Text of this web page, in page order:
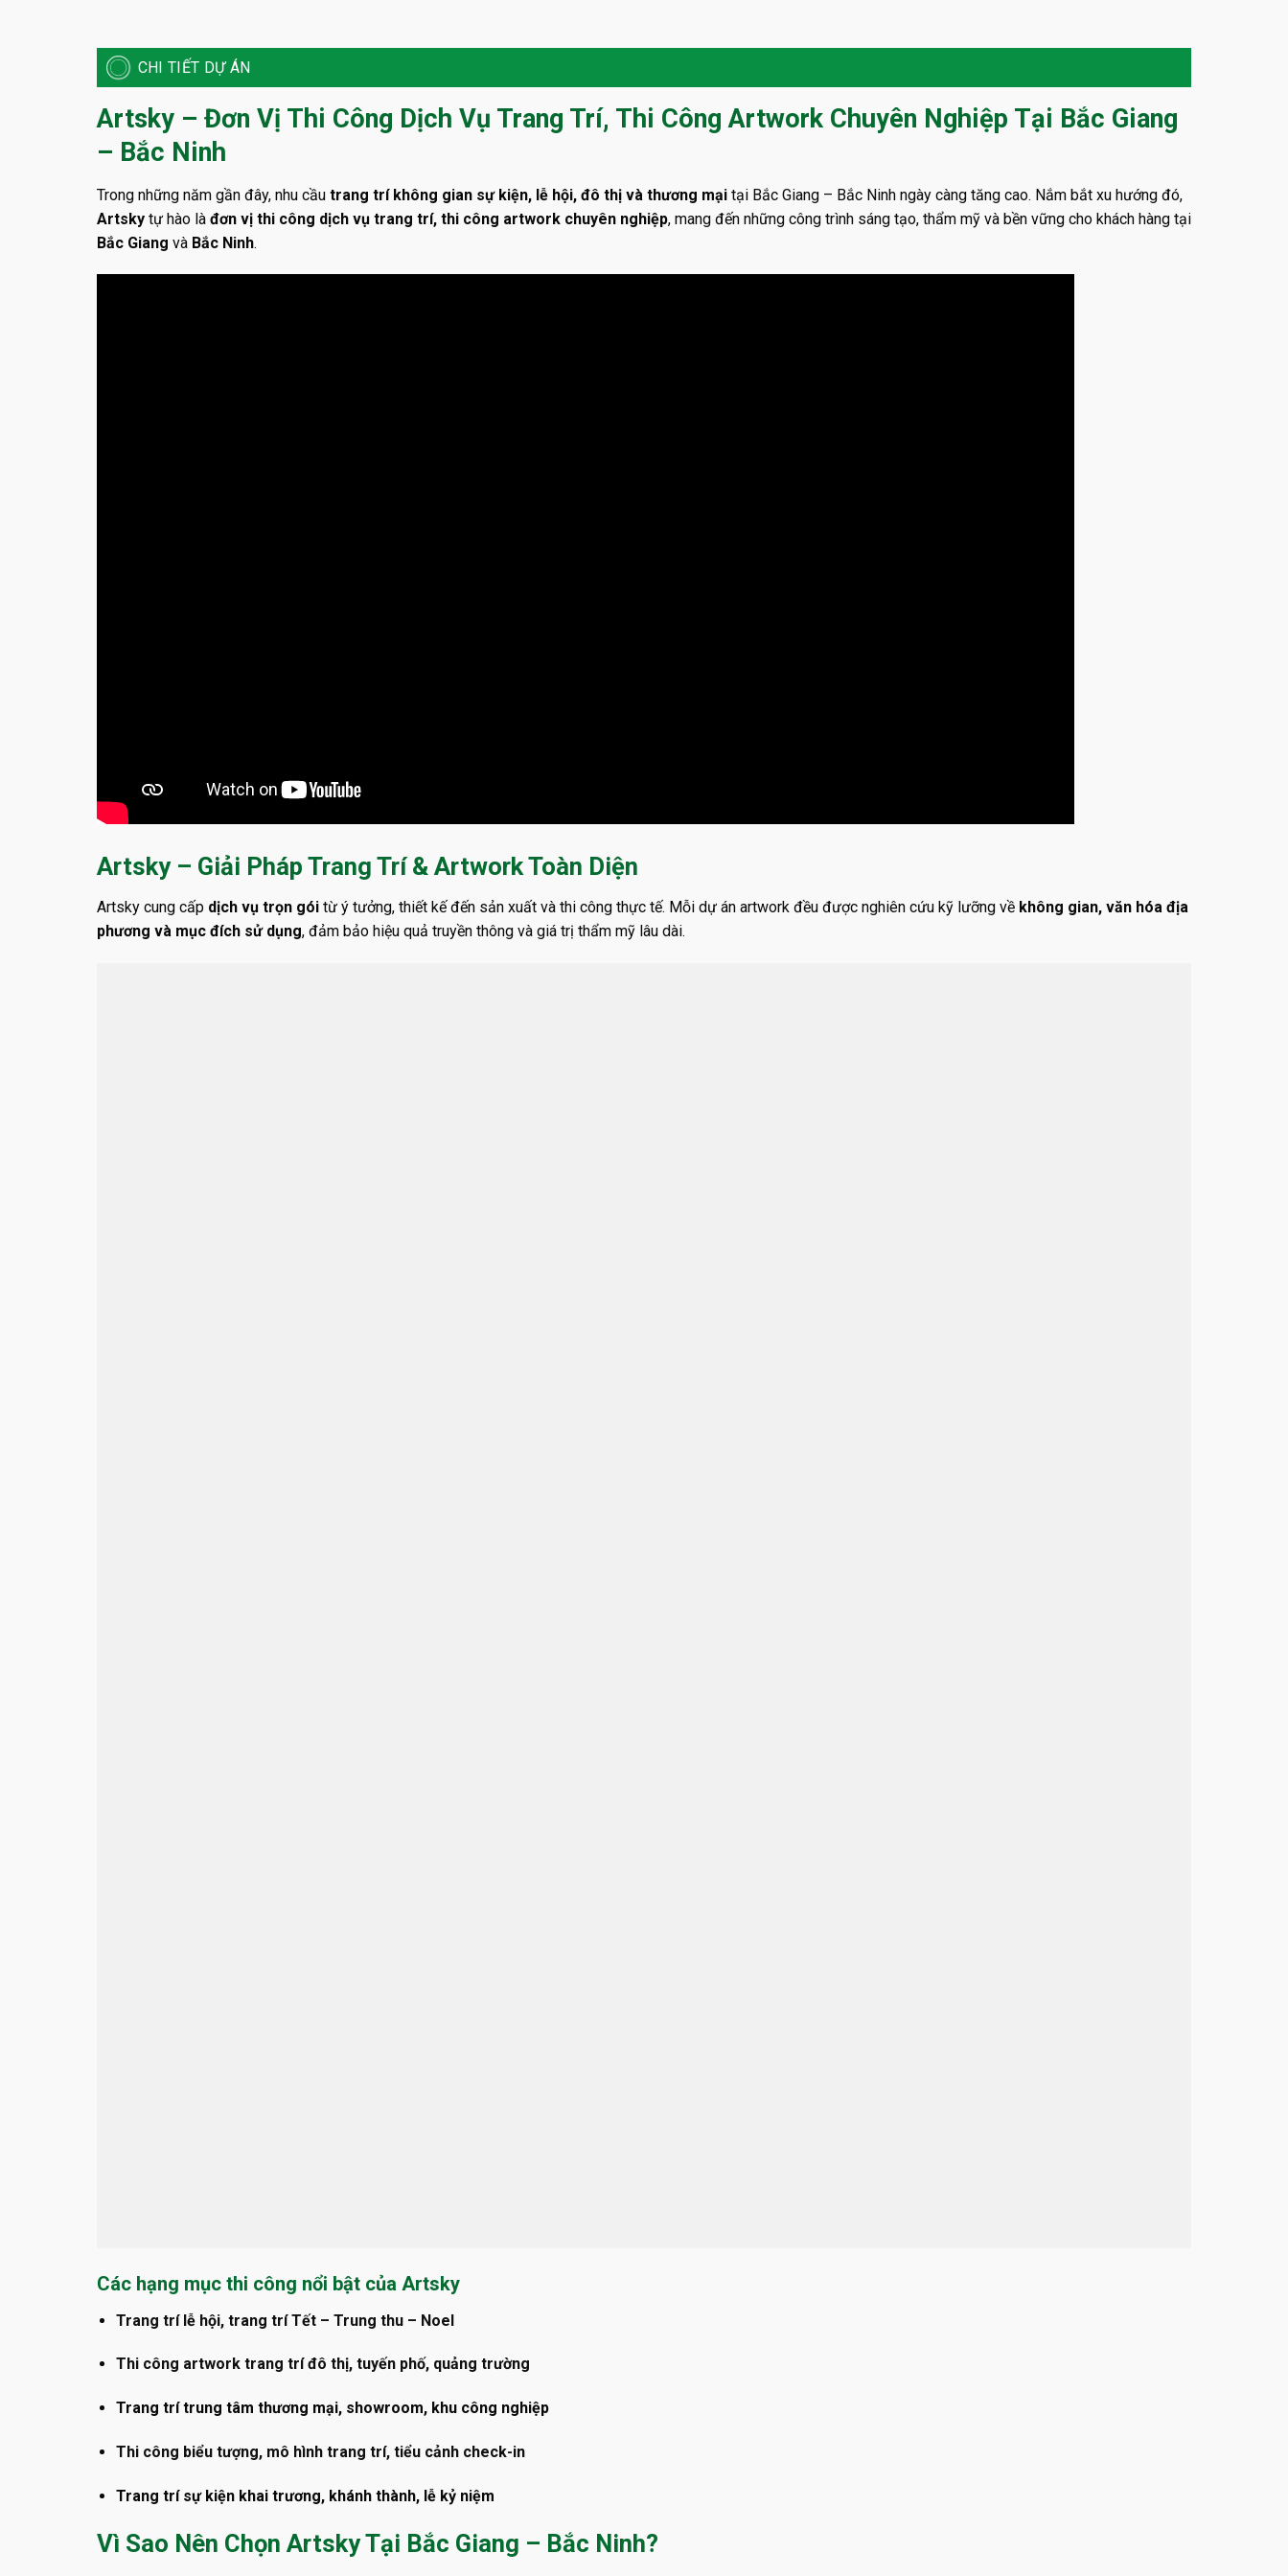
CHI TIẾT DỰ ÁN
Artsky – Đơn Vị Thi Công Dịch Vụ Trang Trí, Thi Công Artwork Chuyên Nghiệp Tại Bắc Giang
– Bắc Ninh
Trong những năm gần đây, nhu cầu trang trí không gian sự kiện, lễ hội, đô thị và thương mạitại Bắc Giang – Bắc Ninh ngày càng tăng cao. Nắm bắt xu hướng đó,
Artskytự hào là đơn vị thi công dịch vụ trang trí, thi công artwork chuyên nghiệp, mang đến những công trình sáng tạo, thẩm mỹ và bền vững cho khách hàng tại
Bắc Giang và Bắc Ninh.
Artsky – Giải Pháp Trang Trí & Artwork Toàn Diện
Artsky cung cấp dịch vụ trọn góitừ ý tưởng, thiết kế đến sản xuất và thi công thực tế. Mỗi dự án artwork đều được nghiên cứu kỹ lưỡng về không gian, văn hóa địa
phương và mục đích sử dụng, đảm bảo hiệu quả truyền thông và giá trị thẩm mỹ lâu dài.
Các hạng mục thi công nổi bật của Artsky
Trang trí lễ hội, trang trí Tết – Trung thu – Noel
Thi công artwork trang trí đô thị, tuyến phố, quảng trường
Trang trí trung tâm thương mại, showroom, khu công nghiệp
Thi công biểu tượng, mô hình trang trí, tiểu cảnh check-in
Trang trí sự kiện khai trương, khánh thành, lễ kỷ niệm
Vì Sao Nên Chọn Artsky Tại Bắc Giang – Bắc Ninh?